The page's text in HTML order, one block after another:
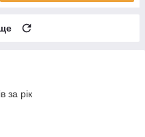
за рік